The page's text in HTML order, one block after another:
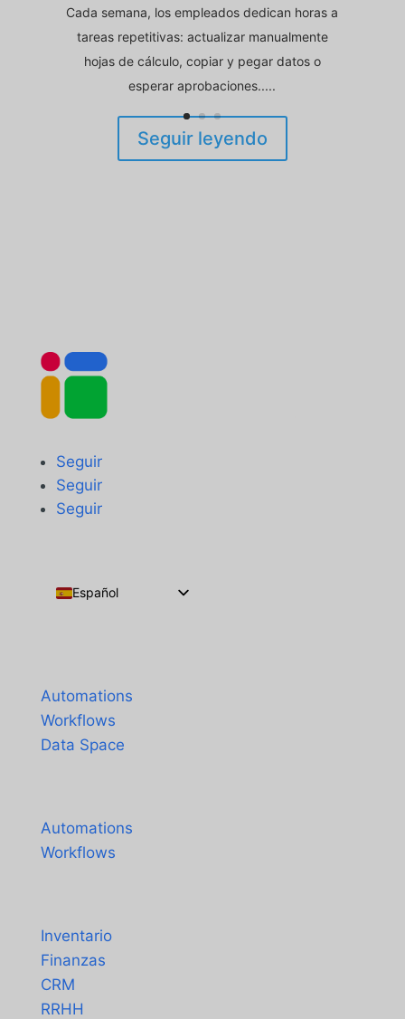
Cada semana, los empleados dedican horas a
tareas repetitivas: actualizar manualmente
hojas de cálculo, copiar y pegar datos o
esperar aprobaciones.....
Seguir leyendo
Seguir
Seguir
Seguir
Español
Automations
Workflows
Data Space
Automations
Workflows
Inventario
Finanzas
CRM
RRHH